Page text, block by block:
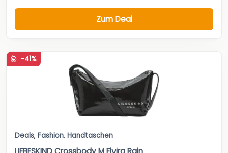
Zum Deal
-41%
Deals, Fashion, Handtaschen